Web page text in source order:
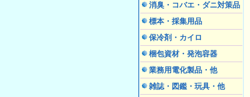
消臭・コバエ・ダニ対策品
標本・採集用品
保冷剤・カイロ
梱包資材・発泡容器
業務用電化製品・他
雑誌・図鑑・玩具・他